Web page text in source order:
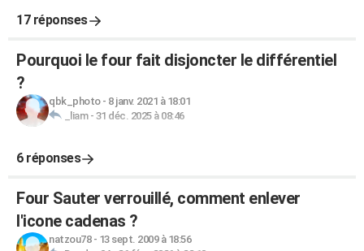
17 réponses
Pourquoi le four fait disjoncter le différentiel
?
qbk_photo- 8 janv. 2021 à 18:01
_liam- 31 déc. 2025 à 08:46
6 réponses
Four Sauter verrouillé, comment enlever
l'icone cadenas ?
natzou78- 13 sept. 2009 à 18:56